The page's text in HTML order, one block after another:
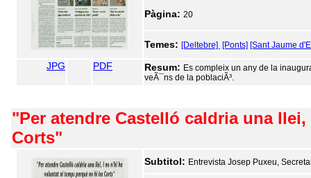
Pàgina: 20
Temes: [Deltebre] [Ponts] [Sant Jaume
JPG PDF Resum: Es compleix un any de la
veÃ¯ns de la poblaciÃ³.
"Per atendre Castelló caldria una
Corts"
Subtitol: Entrevista Josep Puxeu,